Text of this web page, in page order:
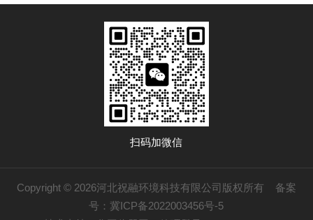
扫码加微信
Copyright © 2026河北祝融环境科技有限公司版权所有 备案
号：冀ICP备2022003456号-5